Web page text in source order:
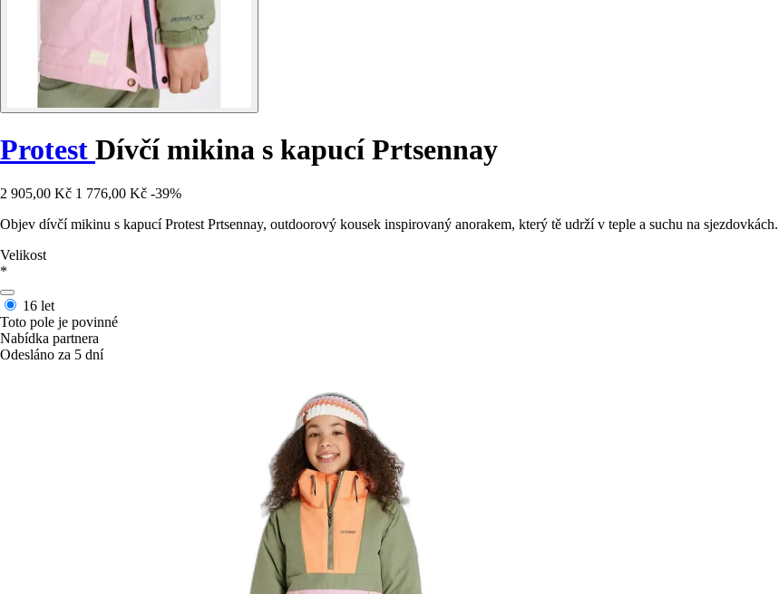
Protest Dívčí mikina s kapucí Prtsennay
2 905,00 Kč 1 776,00 Kč -39%
Objev dívčí mikinu s kapucí Protest Prtsennay, outdoorový kousek inspirovaný anorakem, který tě udrží v teple a suchu na sjezdovkách.
Velikost
*
16 let
Toto pole je povinné
Nabídka partnera
Odesláno za 5 dní